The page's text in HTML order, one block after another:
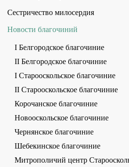
Сестричество милосердия
Новости благочиний
I Белгородское благочиние
II Белгородское благочиние
I Старооскольское благочиние
II Старооскольское благочиние
Корочанское благочиние
Новооскольское благочиние
Чернянское благочиние
Шебекинское благочиние
Митрополичий центр